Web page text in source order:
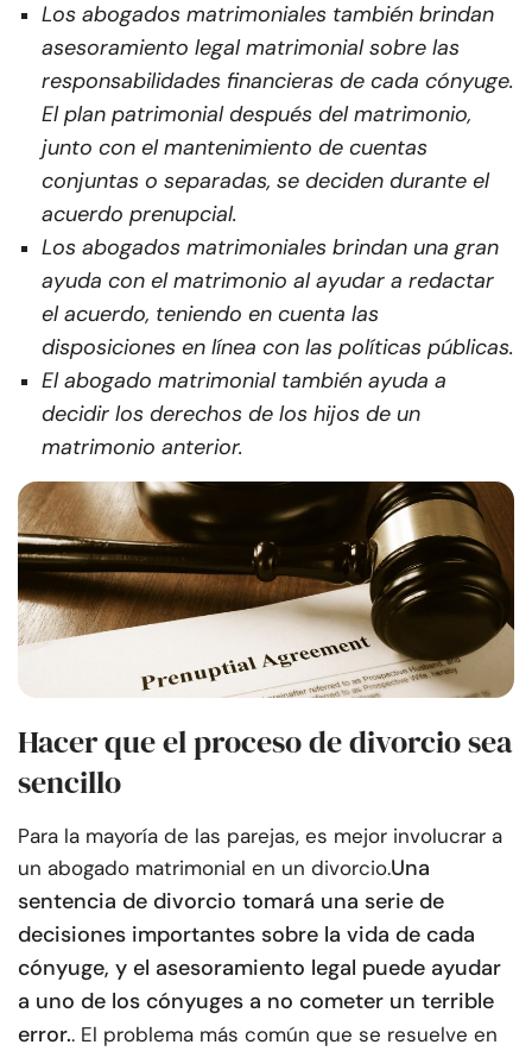
Los abogados matrimoniales también brindan
asesoramiento legal matrimonial sobre las
responsabilidades financieras de cada cónyuge.
El plan patrimonial después del matrimonio,
junto con el mantenimiento de cuentas
conjuntas o separadas, se deciden durante el
acuerdo prenupcial.
Los abogados matrimoniales brindan una gran
ayuda con el matrimonio al ayudar a redactar
el acuerdo, teniendo en cuenta las
disposiciones en línea con las políticas públicas.
El abogado matrimonial también ayuda a
decidir los derechos de los hijos de un
matrimonio anterior.
Hacer que el proceso de divorcio sea
sencillo
Para la mayoría de las parejas, es mejor involucrar a
un abogado matrimonial en un divorcio.Una
sentencia de divorcio tomará una serie de
decisiones importantes sobre la vida de cada
cónyuge, y el asesoramiento legal puede ayudar
a uno de los cónyuges a no cometer un terrible
error.. El problema más común que se resuelve en